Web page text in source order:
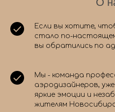
Если вы хотите,
стало по-
вы обратились по
Мы - команда
аэродизайнеров,
яркие эмоции и
жителям